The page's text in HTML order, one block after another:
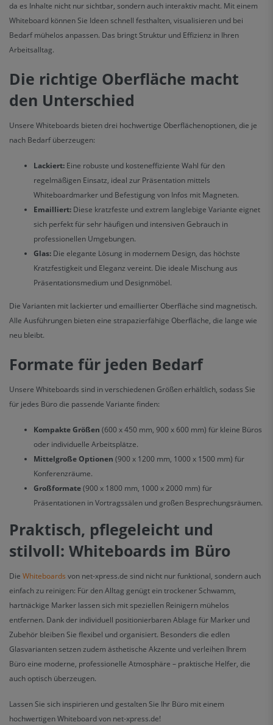
da es Inhalte nicht nur sichtbar, sondern auch interaktiv macht. Mit einem
Whiteboard können Sie Ideen schnell festhalten, visualisieren und bei
Bedarf mühelos anpassen. Das bringt Struktur und Effizienz in Ihren
Arbeitsalltag.
Die richtige Oberfläche macht
den Unterschied
Unsere Whiteboards bieten drei hochwertige Oberflächenoptionen, die je
nach Bedarf überzeugen:
Lackiert: Eine robuste und kosteneffiziente Wahl für den
regelmäßigen Einsatz, ideal zur Präsentation mittels
Whiteboardmarker und Befestigung von Infos mit Magneten.
Emailliert: Diese kratzfeste und extrem langlebige Variante eignet
sich perfekt für sehr häufigen und intensiven Gebrauch in
professionellen Umgebungen.
Glas: Die elegante Lösung in modernem Design, das höchste
Kratzfestigkeit und Eleganz vereint. Die ideale Mischung aus
Präsentationsmedium und Designmöbel.
Die Varianten mit lackierter und emaillierter Oberfläche sind magnetisch.
Alle Ausführungen bieten eine strapazierfähige Oberfläche, die lange wie
neu bleibt.
Formate für jeden Bedarf
Unsere Whiteboards sind in verschiedenen Größen erhältlich, sodass Sie
für jedes Büro die passende Variante finden:
Kompakte Größen (600 x 450 mm, 900 x 600 mm) für kleine Büros
oder individuelle Arbeitsplätze.
Mittelgroße Optionen (900 x 1200 mm, 1000 x 1500 mm) für
Konferenzräume.
Großformate(900 x 1800 mm, 1000 x 2000 mm) für
Präsentationen in Vortragssälen und großen Besprechungsräumen.
Praktisch, pflegeleicht und
stilvoll: Whiteboards im Büro
Die Whiteboards von net-xpress.de sind nicht nur funktional, sondern auch
einfach zu reinigen: Für den Alltag genügt ein trockener Schwamm,
hartnäckige Marker lassen sich mit speziellen Reinigern mühelos
entfernen. Dank der individuell positionierbaren Ablage für Marker und
Zubehör bleiben Sie flexibel und organisiert. Besonders die edlen
Glasvarianten setzen zudem ästhetische Akzente und verleihen Ihrem
Büro eine moderne, professionelle Atmosphäre – praktische Helfer, die
auch optisch überzeugen.
Lassen Sie sich inspirieren und gestalten Sie Ihr Büro mit einem
hochwertigen Whiteboard von net-xpress.de!